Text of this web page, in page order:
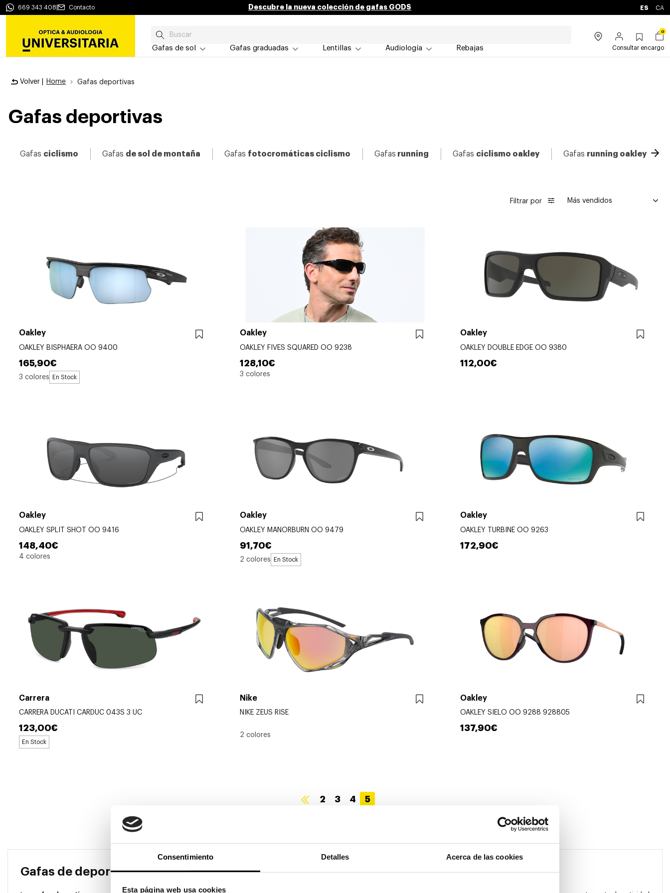
Consentimiento Detalles Acerca de las cookies
Esta página web usa cookies
669 343 408 Contacto Descubre la nueva colección de gafas GODS ES CA
Gafas de sol Gafas graduadas Lentillas Audiología Rebajas
0
Consultar encargo
Volver | Home Gafas deportivas
Gafas deportivas
Gafas ciclismo Gafas de sol de montaña Gafas fotocromáticas ciclismo Gafas running Gafas ciclismo oakley Gafas running oakley
Filtrar por
Oakley
OAKLEY BISPHAERA OO 9400
165,90€
3 colores En Stock
Oakley
OAKLEY FIVES SQUARED OO 9238
128,10€
3 colores
Oakley
OAKLEY DOUBLE EDGE OO 9380
112,00€
Oakley
OAKLEY SPLIT SHOT OO 9416
148,40€
4 colores
Oakley
OAKLEY MANORBURN OO 9479
91,70€
2 colores En Stock
Oakley
OAKLEY TURBINE OO 9263
172,90€
Carrera
CARRERA DUCATI CARDUC 043S 3 UC
123,00€
En Stock
Nike
NIKE ZEUS RISE
2 colores
Oakley
OAKLEY SIELO OO 9288 928805
137,90€
2 3 4 5
Gafas de deporte: el complemento perfecto